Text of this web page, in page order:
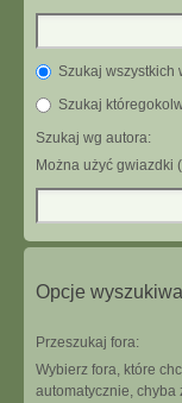
Szukaj wszystkich
Szukaj
Szukaj wg autora:
Można użyć gwiazdki
Opcje
Przeszukaj fora:
Wybierz fora, które
automatycznie, chyba